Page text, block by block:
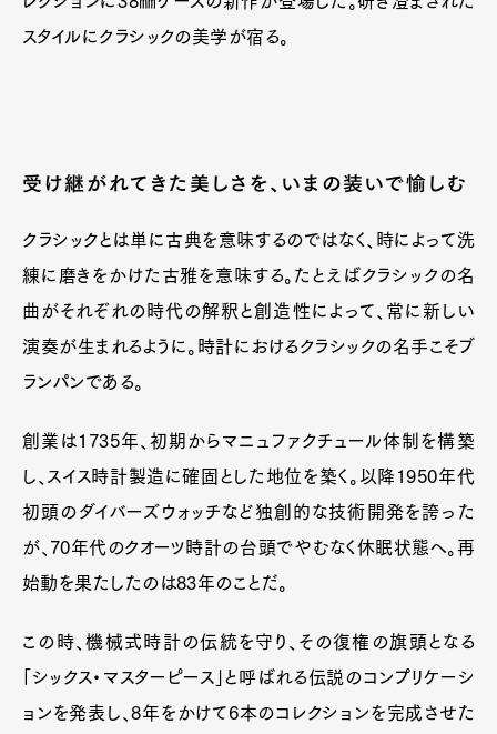
スタイルにクラシックの美学が宿る。
受け継がれてきた美しさを、いまの装いで愉しむ
クラシックとは単に古典を意味するのではなく、時によって洗
練に磨きをかけた古雅を意味する。たとえばクラシックの名
曲がそれぞれの時代の解釈と創造性によって、常に新しい
演奏が生まれるように。時計におけるクラシックの名手こそブ
ランパンである。
創業は1735年、初期からマニュファクチュール体制を構築
し、スイス時計製造に確固とした地位を築く。以降1950年代
初頭のダイバーズウォッチなど独創的な技術開発を誇った
が、70年代のクオーツ時計の台頭でやむなく休眠状態へ。再
始動を果たしたのは83年のことだ。
この時、機械式時計の伝統を守り、その復権の旗頭となる
「シックス・マスターピース」と呼ばれる伝説のコンプリケーシ
ョンを発表し、8年をかけて6本のコレクションを完成させた